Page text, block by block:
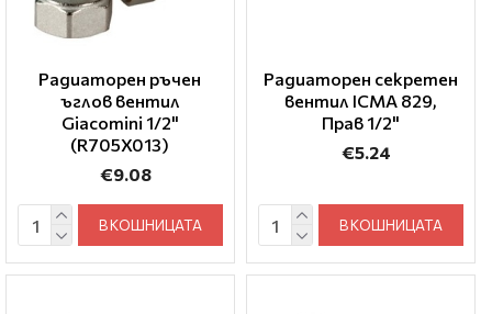
Радиаторен ръчен
ъглов вентил
Giacomini 1/2"
(R705X013)
€9.08
В КОШНИЦАТА
Радиаторен секретен
вентил ICMA 829,
Прав 1/2"
€5.24
В КОШНИЦАТА